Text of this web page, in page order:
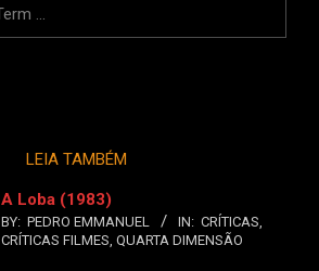
LEIA TAMBÉM
A Loba (1983)
BY: PEDRO EMMANUEL IN: CRÍTICAS,
CRÍTICAS FILMES, QUARTA DIMENSÃO